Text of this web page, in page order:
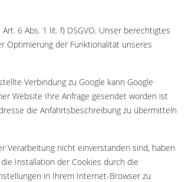
6 Abs. 1 lit. f) DSGVO. Unser berechtigtes
Optimierung der Funktionalität unseres
Verbindung zu Google kann Google
Website Ihre Anfrage gesendet worden ist
die Anfahrtsbeschreibung zu übermitteln
Verarbeitung nicht einverstanden sind, haben
Installation der Cookies durch die
in Ihrem Internet-Browser zu